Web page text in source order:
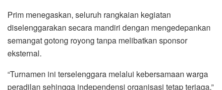
Prim menegaskan, seluruh rangkaian kegiatan
diselenggarakan secara mandiri dengan mengedepankan
semangat gotong royong tanpa melibatkan sponsor
eksternal.
“Turnamen ini terselenggara melalui kebersamaan warga
peradilan sehingga independensi organisasi tetap terjaga,”